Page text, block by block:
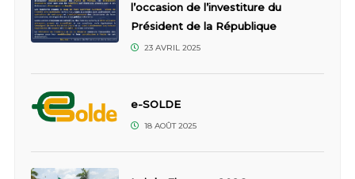
l’occasion de l’investiture du
Président de la République
23 AVRIL 2025
e-SOLDE
18 AOÛT 2025